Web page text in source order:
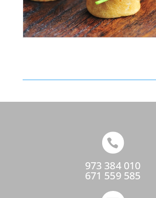

973 384 010
671 559 585